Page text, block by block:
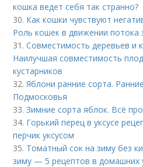
кошка ведет себя так странно?
30. Как кошки чувствуют
Роль кошек в движении потока
31.Совместимость деревьев и
Наилучшая совместимость
кустарников
32.Яблони ранние сорта.
Подмосковья
33.Зимние сорта яблок. Всё
34. Горький перец в уксусе
перчик уксусом
35. Томатный сок на зиму без
зиму — 5 рецептов в домашних